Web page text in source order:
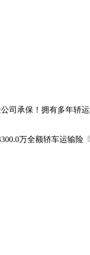
司承保！拥有多年
万全额轿车运输险